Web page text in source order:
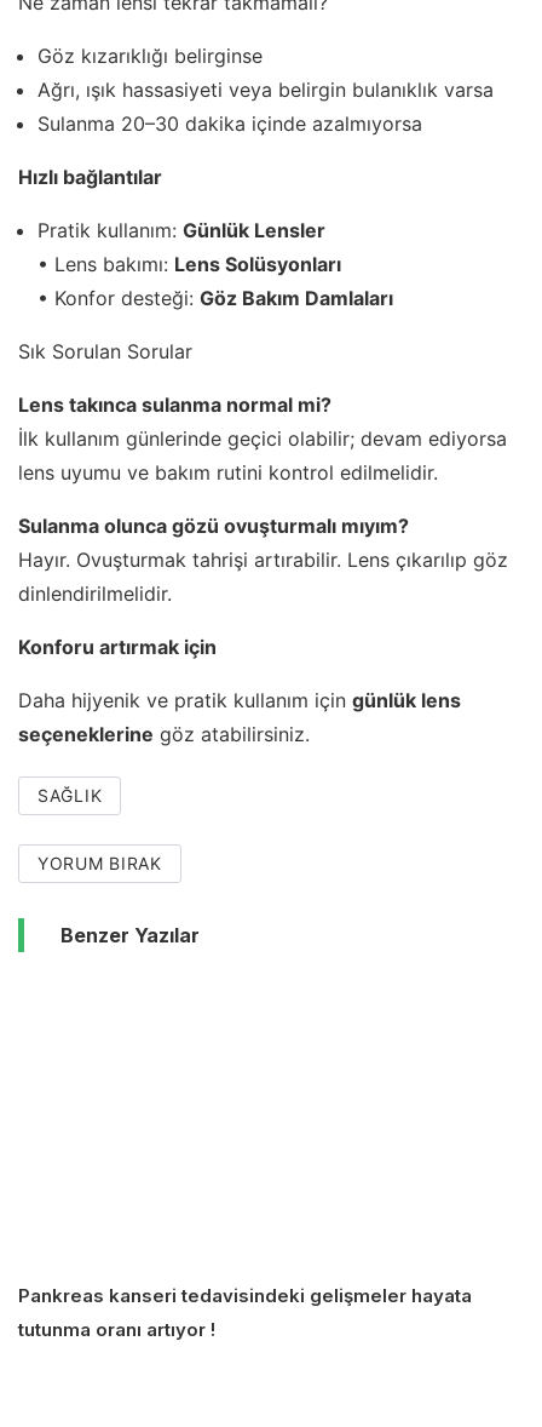
Göz kızarıklığı belirginse
Ağrı, ışık hassasiyeti veya belirgin bulanıklık varsa
Sulanma 20–30 dakika içinde azalmıyorsa
Hızlı bağlantılar
Pratik kullanım: Günlük Lensler
• Lens bakımı: Lens Solüsyonları
• Konfor desteği: Göz Bakım Damlaları
Sık Sorulan Sorular
Lens takınca sulanma normal mi?
İlk kullanım günlerinde geçici olabilir; devam ediyorsa
lens uyumu ve bakım rutini kontrol edilmelidir.
Sulanma olunca gözü ovuşturmalı mıyım?
Hayır. Ovuşturmak tahrişi artırabilir. Lens çıkarılıp göz
dinlendirilmelidir.
Konforu artırmak için
Daha hijyenik ve pratik kullanım için günlük lens
seçeneklerine göz atabilirsiniz.
SAĞLIK
YORUM BIRAK
Benzer Yazılar
Pankreas kanseri tedavisindeki gelişmeler hayata
tutunma oranı artıyor !